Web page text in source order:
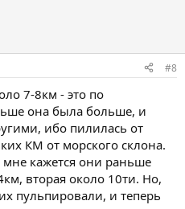
#8
7-8км - это по
она была больше, и
ибо пилилась от
КМ от морского склона.
кажется они раньше
вторая около 10ти. Но,
пульпировали, и теперь